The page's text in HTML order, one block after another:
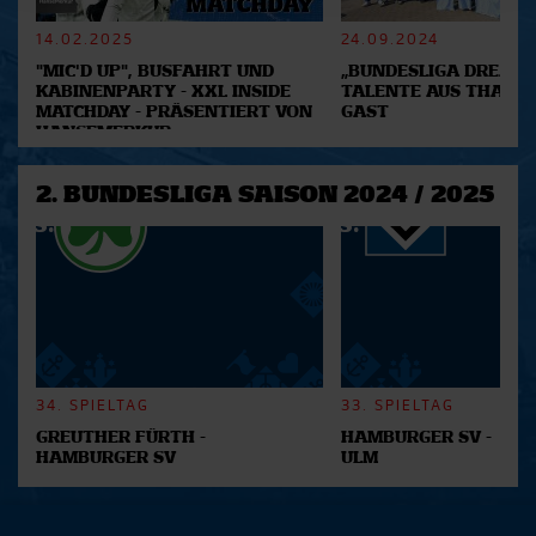
Abschnitt Einzelheiten
Wir verwenden Cookies, um Inhalte und Anzeigen zu
personalisieren, Funktionen für soziale Medien anbieten
zu können und die Zugriffe auf unsere Website zu
Verwendung unserer Website an unsere Partner für
soziale Medien, Werbung und Analysen weiter. Unsere
Partner führen diese Informationen möglicherweise mit
14.02.2025
"MIC'D UP", BUSFAHRT UND
KABINENPARTY - XXL INSIDE
MATCHDAY - PRÄSENTIERT VON
HANSEMERKUR
24.09.2024
„BUNDESLIGA DREAM
TALENTE AUS
GAST
2. BUNDESLIGA SAISON 2024 / 2025
34. SPIELTAG
GREUTHER FÜRTH -
HAMBURGER SV
33. SPIELTAG
HAMBURGER SV -
ULM